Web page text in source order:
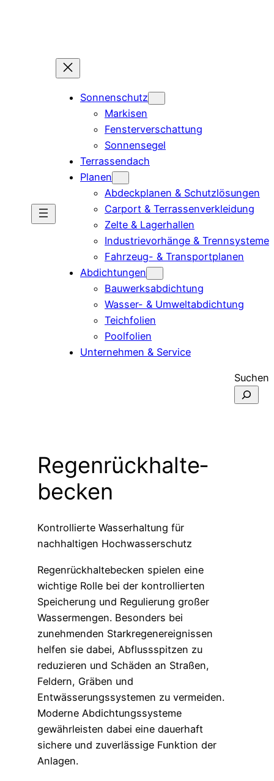
Sonnenschutz
Markisen
Fensterverschattung
Sonnensegel
Terrassendach
Planen
Abdeckplanen & Schutzlösungen
Carport & Terrassenverkleidung
Zelte & Lagerhallen
Industrievorhänge & Trennsysteme
Fahrzeug- & Transportplanen
Abdichtungen
Bauwerksabdichtung
Wasser- & Umweltabdichtung
Teichfolien
Poolfolien
Unternehmen & Service
Suchen
Regen­rückhalte­
becken
Kontrollierte Wasserhaltung für
nachhaltigen Hochwasserschutz
Regenrückhaltebecken spielen eine
wichtige Rolle bei der kontrollierten
Speicherung und Regulierung großer
Wassermengen. Besonders bei
zunehmenden Starkregenereignissen
helfen sie dabei, Abflussspitzen zu
reduzieren und Schäden an Straßen,
Feldern, Gräben und
Entwässerungssystemen zu vermeiden.
Moderne Abdichtungssysteme
gewährleisten dabei eine dauerhaft
sichere und zuverlässige Funktion der
Anlagen.